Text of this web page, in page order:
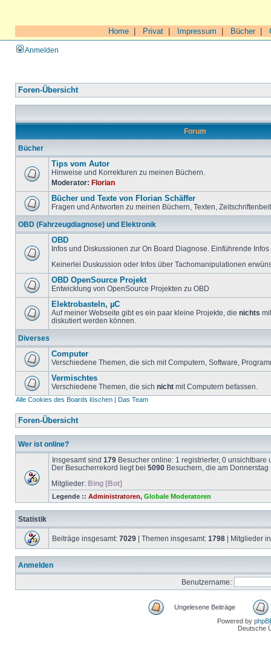
Home Privat Impressum Bücher|
Anmelden
Foren-Übersicht
Forum
Bücher
Tips vom Autor
Hinweise und Korrekturen zu meinen Büchern.
Moderator: Florian
Bücher und Texte von Florian Schäffer
Fragen und Antworten zu meinen Büchern, Texten,
OBD (Fahrzeugdiagnose) und Elektronik
OBD
Infos und Diskussionen zur On Board Diagnose. Einführende
Keinerlei Duskussion oder Infos über Tachomanipulationen
OBD OpenSource Projekt
Entwicklung von OpenSource Projekten zu OBD
Elektrobasteln, µC
Auf meiner Webseite gibt es ein paar kleine Projekte, die nichts
diskutiert werden können.
Diverses
Computer
Verschiedene Themen, die sich mit Computern, Software,
Vermischtes
Verschiedene Themen, die sich nicht mit Computern befassen.
Alle Cookies des Boards löschen | Das Team
Foren-Übersicht
Wer ist online?
Insgesamt sind 179 Besucher online: 1 registrierter, 0
Der Besucherrekord liegt bei 5090 Besuchern, die am
Mitglieder: Bing [Bot]
Legende :: Administratoren, Globale Moderatoren
Statistik
Beiträge insgesamt: 7029 | Themen insgesamt: 1798 | Mitglieder
Anmelden
Benutzername:
Ungelesene Beiträge
Powered by
Deutsche